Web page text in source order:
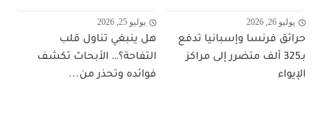
يوليو 26, 2026
حرائق فرنسا وإسبانيا تدفع
بـ325 ألف متضرر إلى مراكز
الإيواء
يوليو 25, 2026
هل ينبغي تناول قلب
التفاحة؟… الأبحاث تكشف
فوائده وتحذر من...